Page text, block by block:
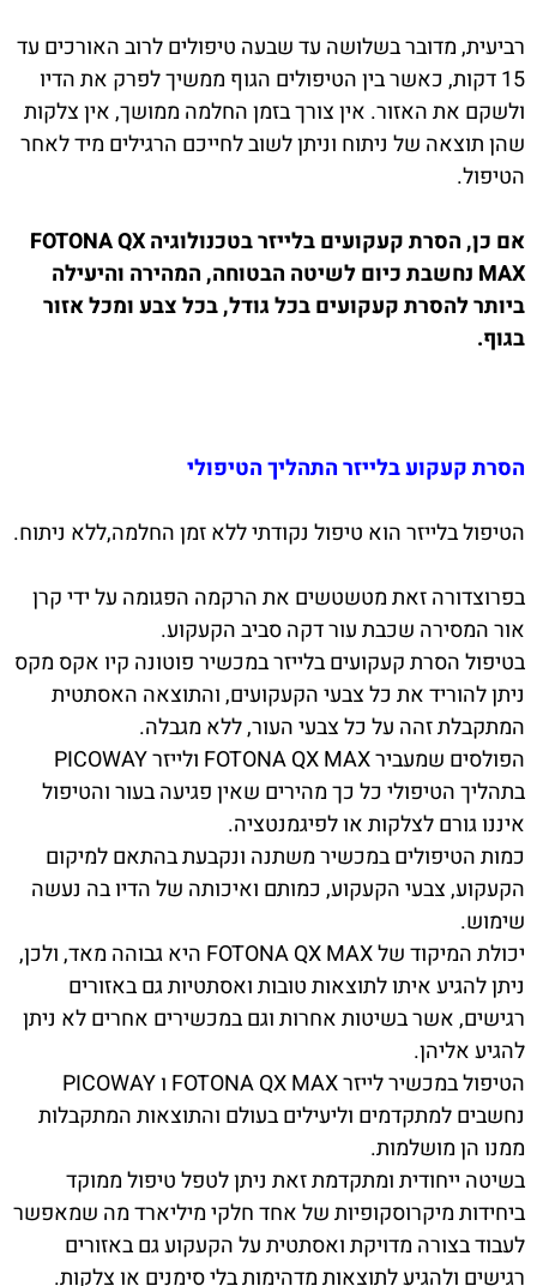
רביעית, מדובר בשלושה עד שבעה טיפולים לרוב האורכים עד
15 דקות, כאשר בין הטיפולים הגוף ממשיך לפרק את הדיו
ולשקם את האזור. אין צורך בזמן החלמה ממושך, אין צלקות
שהן תוצאה של ניתוח וניתן לשוב לחייכם הרגילים מיד לאחר
הטיפול.
אם כן, הסרת קעקועים בלייזר בטכנולוגיה FOTONA QX
MAX נחשבת כיום לשיטה הבטוחה, המהירה והיעילה
ביותר להסרת קעקועים בכל גודל, בכל צבע ומכל אזור
בגוף.
הסרת קעקוע בלייזר התהליך הטיפולי
הטיפול בלייזר הוא טיפול נקודתי ללא זמן החלמה,ללא ניתוח.
בפרוצדורה זאת מטשטשים את הרקמה הפגומה על ידי קרן
אור המסירה שכבת עור דקה סביב הקעקוע.
בטיפול הסרת קעקועים בלייזר במכשיר פוטונה קיו אקס מקס
ניתן להוריד את כל צבעי הקעקועים, והתוצאה האסתטית
המתקבלת זהה על כל צבעי העור, ללא מגבלה.
הפולסים שמעביר FOTONA QX MAX ולייזר PICOWAY
בתהליך הטיפולי כל כך מהירים שאין פגיעה בעור והטיפול
איננו גורם לצלקות או לפיגמנטציה.
כמות הטיפולים במכשיר משתנה ונקבעת בהתאם למיקום
הקעקוע, צבעי הקעקוע, כמותם ואיכותה של הדיו בה נעשה
שימוש.
יכולת המיקוד של FOTONA QX MAX היא גבוהה מאד, ולכן,
ניתן להגיע איתו לתוצאות טובות ואסתטיות גם באזורים
רגישים, אשר בשיטות אחרות וגם במכשירים אחרים לא ניתן
להגיע אליהן.
הטיפול במכשיר לייזר FOTONA QX MAX ו PICOWAY
נחשבים למתקדמים וליעילים בעולם והתוצאות המתקבלות
ממנו הן מושלמות.
בשיטה ייחודית ומתקדמת זאת ניתן לטפל טיפול ממוקד
ביחידות מיקרוסקופיות של אחד חלקי מיליארד מה שמאפשר
לעבוד בצורה מדויקת ואסתטית על הקעקוע גם באזורים
רגישים ולהגיע לתוצאות מדהימות בלי סימנים או צלקות.